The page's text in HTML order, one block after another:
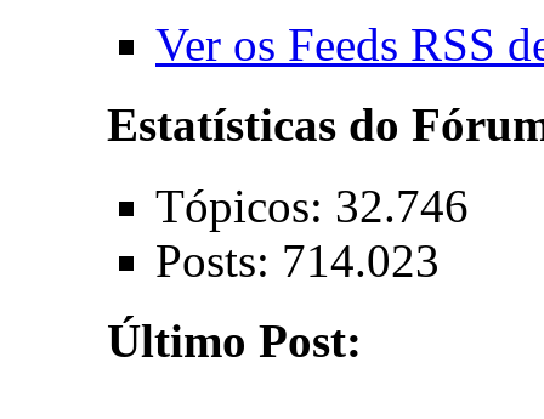
Ver os Feeds RSS
Estatísticas do
Tópicos: 32.746
Posts: 714.023
Último Post: